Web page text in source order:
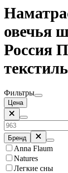
овечья
Россия
Фильтры
Цена
Бренд
Anna Flaum
Natures
Легкие сны